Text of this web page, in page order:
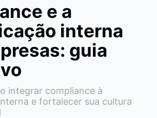
e a
interna
guia
integrar compliance à
e fortalecer sua cultura